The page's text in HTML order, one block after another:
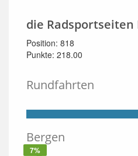
die
Position: 818
Punkte: 218.00
Rundfahrten
Bergen
7%